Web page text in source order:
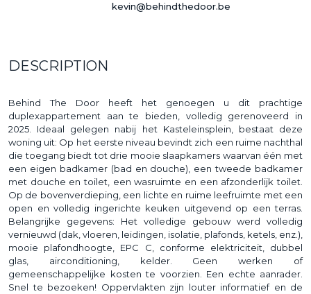
kevin@behindthedoor.be
DESCRIPTION
Behind The Door heeft het genoegen u dit prachtige
duplexappartement aan te bieden, volledig gerenoveerd in
2025. Ideaal gelegen nabij het Kasteleinsplein, bestaat deze
woning uit: Op het eerste niveau bevindt zich een ruime nachthal
die toegang biedt tot drie mooie slaapkamers waarvan één met
een eigen badkamer (bad en douche), een tweede badkamer
met douche en toilet, een wasruimte en een afzonderlijk toilet.
Op de bovenverdieping, een lichte en ruime leefruimte met een
open en volledig ingerichte keuken uitgevend op een terras.
Belangrijke gegevens: Het volledige gebouw werd volledig
vernieuwd (dak, vloeren, leidingen, isolatie, plafonds, ketels, enz.),
mooie plafondhoogte, EPC C, conforme elektriciteit, dubbel
glas, airconditioning, kelder. Geen werken of
gemeenschappelijke kosten te voorzien. Een echte aanrader.
Snel te bezoeken! Oppervlakten zijn louter informatief en de